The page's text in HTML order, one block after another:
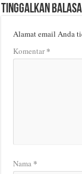
Tinggalkan
Alamat email Anda
Komentar*
Nama *